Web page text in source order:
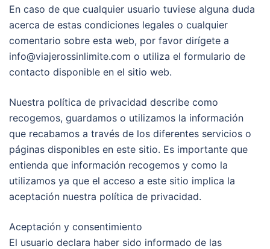
En caso de que cualquier usuario tuviese alguna duda
acerca de estas condiciones legales o cualquier
comentario sobre esta web, por favor dirígete a
info@viajerossinlimite.com o utiliza el formulario de
contacto disponible en el sitio web.
Nuestra política de privacidad describe como
recogemos, guardamos o utilizamos la información
que recabamos a través de los diferentes servicios o
páginas disponibles en este sitio. Es importante que
entienda que información recogemos y como la
utilizamos ya que el acceso a este sitio implica la
aceptación nuestra política de privacidad.
Aceptación y consentimiento
El usuario declara haber sido informado de las